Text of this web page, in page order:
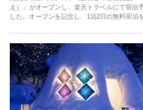
え）」がオープンし、楽天トラベルにて宿泊
した。オープンを記念し、1泊2日の無料宿泊
一組限定の宿だからこそ叶う、大切な人との
けます。